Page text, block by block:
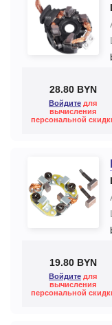
28.80 BYN
Войдите для
вычисления
персональной
19.80 BYN
Войдите для
вычисления
персональной